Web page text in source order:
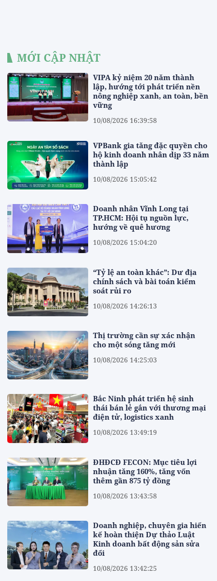
MỚI CẬP NHẬT
VIPA kỷ niệm 20 năm thành
lập, hướng tới phát triển nền
nông nghiệp xanh, an toàn, bền
vững
10/08/2026 16:39:58
VPBank gia tăng đặc quyền cho
hộ kinh doanh nhân dịp 33 năm
thành lập
10/08/2026 15:05:42
Doanh nhân Vĩnh Long tại
TP.HCM: Hội tụ nguồn lực,
hướng về quê hương
10/08/2026 15:04:20
“Tỷ lệ an toàn khác”: Dư địa
chính sách và bài toán kiểm
soát rủi ro
10/08/2026 14:26:13
Thị trường cần sự xác nhận
cho một sóng tăng mới
10/08/2026 14:25:03
Bắc Ninh phát triển hệ sinh
thái bán lẻ gắn với thương mại
điện tử, logistics xanh
10/08/2026 13:49:19
ĐHĐCĐ FECON: Mục tiêu lợi
nhuận tăng 160%, tăng vốn
thêm gần 875 tỷ đồng
10/08/2026 13:43:58
Doanh nghiệp, chuyên gia hiến
kế hoàn thiện Dự thảo Luật
Kinh doanh bất động sản sửa
đổi
10/08/2026 13:42:25